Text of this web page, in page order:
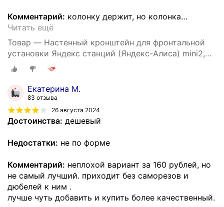
Комментарий: колонку держит, но колонка…
Читать ещё
Товар — Настенный кронштейн для фронтальной
установки Яндекс станций (Яндекс-Алиса) mini2,
3D печать, белый
Екатерина М.
83 отзыва
26 августа 2024
Достоинства: дешевый
Недостатки: не по форме
Комментарий: неплохой вариант за 160 рублей, но
не самый лучший. приходит без саморезов и
дюбелей к ним .
лучше чуть добавить и купить более качественный.